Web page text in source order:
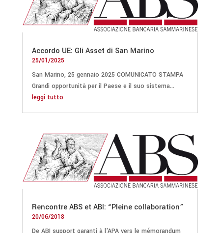
Accordo UE: Gli Asset di San Marino
25/01/2025
San Marino, 25 gennaio 2025 COMUNICATO STAMPA
Grandi opportunità per il Paese e il suo sistema...
leggi tutto
Rencontre ABS et ABI: “Pleine collaboration”
20/06/2018